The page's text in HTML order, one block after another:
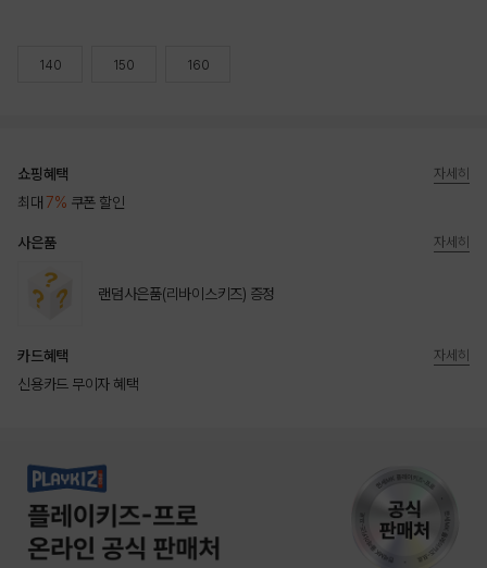
140 150 160
쇼핑혜택
최대 7% 쿠폰 할인
자세히
사은품
랜덤사은품(리바이스키즈) 증정
자세히
카드혜택
신용카드 무이자 혜택
자세히